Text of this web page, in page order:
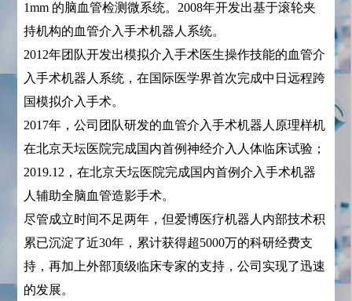
1mm 的脑血管检测微系统。2008年开发出基于滚轮夹
持机构的血管介入手术机器人系统。
2012年团队开发出模拟介入手术医生操作技能的血管介
入手术机器人系统，在国际医学界首次完成中日远程跨
国模拟介入手术。
2017年，公司团队研发的血管介入手术机器人原理样机
在北京天坛医院完成国内首例神经介入人体临床试验；
2019.12，在北京天坛医院完成国内首例介入手术机器
人辅助全脑血管造影手术。
尽管成立时间不足两年，但爱博医疗机器人内部技术积
累已沉淀了近30年，累计获得超5000万的科研经费支
持，再加上外部顶级临床专家的支持，公司实现了迅速
的发展。